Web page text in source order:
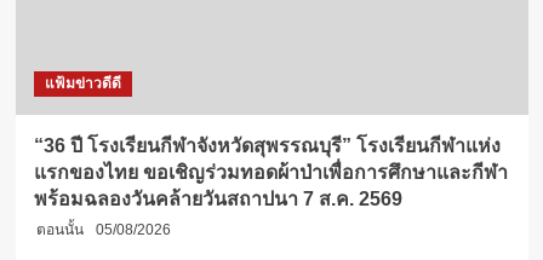
แฟ้มข่าวดีดี
“36 ปี โรงเรียนกีฬาจังหวัดสุพรรณบุรี” โรงเรียนกีฬาแห่ง
แรกของไทย ขอเชิญร่วมทอดผ้าป่าเพื่อการศึกษาและกีฬา
พร้อมฉลองวันคล้ายวันสถาปนา 7 ส.ค. 2569
ตอนนั้น 05/08/2026